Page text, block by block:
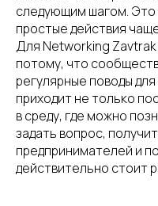
следующим шагом. Это
простые действия
Для Networking
потому, что
регулярные поводы
приходит не только
в среду, где можно
задать вопрос,
предпринимателей и
действительно стоит